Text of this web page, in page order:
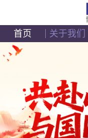
首页 关于我们